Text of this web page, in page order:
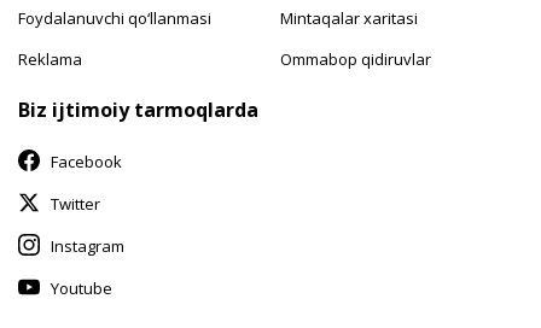
Foydalanuvchi qo‘llanmasi
Reklama
Mintaqalar xaritasi
Ommabop qidiruvlar
Biz ijtimoiy tarmoqlarda
Facebook
Twitter
Instagram
Youtube